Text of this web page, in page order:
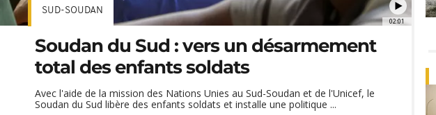
02:01
SUD-SOUDAN
Soudan du Sud : vers un désarmement
total des enfants soldats
Avec l'aide de la mission des Nations Unies au Sud-Soudan et de l'Unicef, le
Soudan du Sud libère des enfants soldats et installe une politique ...